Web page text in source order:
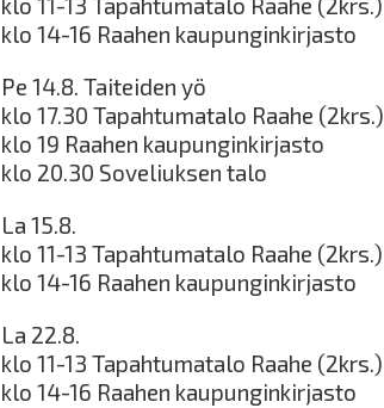
klo 11-13 Tapahtumatalo Raahe (2krs.)
klo 14-16 Raahen kaupunginkirjasto
Pe 14.8. Taiteiden yö
klo 17.30 Tapahtumatalo Raahe (2krs.)
klo 19 Raahen kaupunginkirjasto
klo 20.30 Soveliuksen talo
La 15.8.
klo 11-13 Tapahtumatalo Raahe (2krs.)
klo 14-16 Raahen kaupunginkirjasto
La 22.8.
klo 11-13 Tapahtumatalo Raahe (2krs.)
klo 14-16 Raahen kaupunginkirjasto